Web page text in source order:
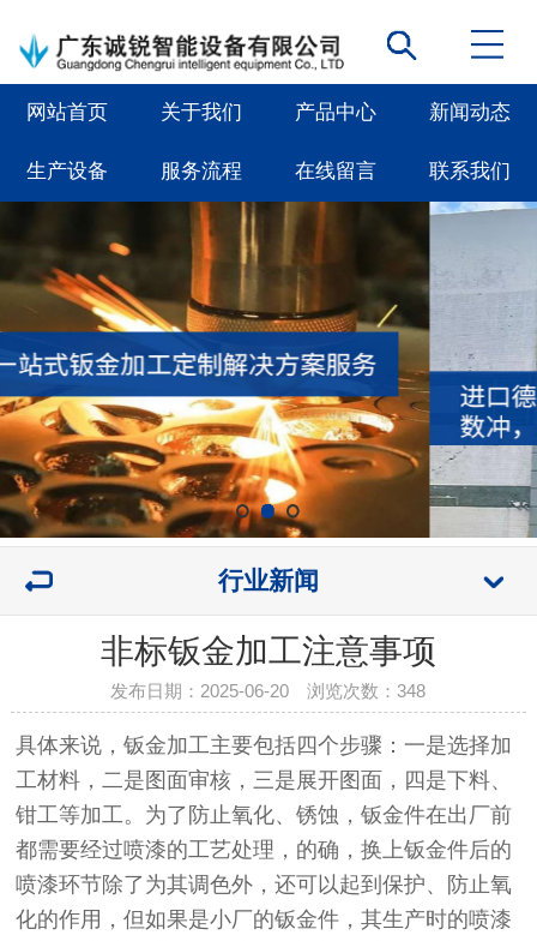
网站首页 关于我们 产品中心 新闻动态
生产设备 服务流程 在线留言 联系我们
行业新闻
非标钣金加工注意事项
发布日期：2025-06-20 浏览次数：348
具体来说，钣金加工主要包括四个步骤：一是选择加
工材料，二是图面审核，三是展开图面，四是下料、
钳工等加工。为了防止氧化、锈蚀，钣金件在出厂前
都需要经过喷漆的工艺处理，的确，换上钣金件后的
喷漆环节除了为其调色外，还可以起到保护、防止氧
化的作用，但如果是小厂的钣金件，其生产时的喷漆